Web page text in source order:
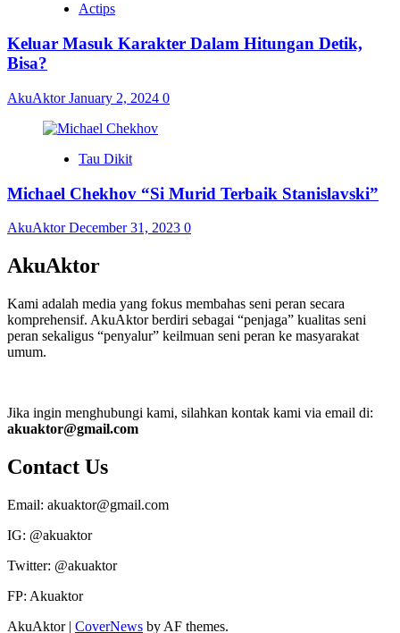
Actips
Keluar Masuk Karakter Dalam Hitungan Detik,
Bisa?
AkuAktorJanuary 2, 2024 0
Tau Dikit
Michael Chekhov “Si Murid Terbaik Stanislavski”
AkuAktorDecember 31, 2023 0
AkuAktor
Kami adalah media yang fokus membahas seni peran secara
komprehensif. AkuAktor berdiri sebagai “penjaga” kualitas seni
peran sekaligus “penyalur” keilmuan seni peran ke masyarakat
umum.
Jika ingin menghubungi kami, silahkan kontak kami via email di:
akuaktor@gmail.com
Contact Us
Email: akuaktor@gmail.com
IG: @akuaktor
Twitter: @akuaktor
FP: Akuaktor
AkuAktor | CoverNews by AF themes.